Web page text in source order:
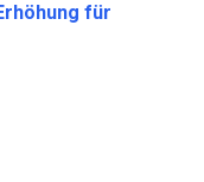
für